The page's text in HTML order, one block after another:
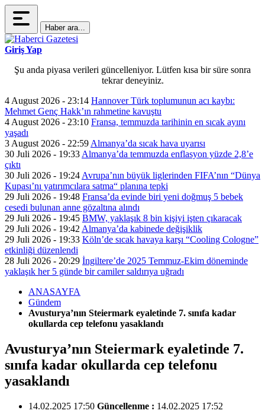
Haber ara...
Giriş Yap
Şu anda piyasa verileri güncelleniyor. Lütfen kısa bir süre sonra
tekrar deneyiniz.
4 August 2026 - 23:14 Hannover Türk toplumunun acı kaybı:
Mehmet Genç Hakk’ın rahmetine kavuştu
4 August 2026 - 23:10 Fransa, temmuzda tarihinin en sıcak ayını
yaşadı
3 August 2026 - 22:59 Almanya’da sıcak hava uyarısı
30 Juli 2026 - 19:33 Almanya’da temmuzda enflasyon yüzde 2,8’e
çıktı
30 Juli 2026 - 19:24 Avrupa’nın büyük liglerinden FIFA’nın “Dünya
Kupası’nı yatırımcılara satma“ planına tepki
29 Juli 2026 - 19:48 Fransa’da evinde biri yeni doğmuş 5 bebek
cesedi bulunan anne gözaltına alındı
29 Juli 2026 - 19:45 BMW, yaklaşık 8 bin kişiyi işten çıkaracak
29 Juli 2026 - 19:42 Almanya’da kabinede değişiklik
29 Juli 2026 - 19:33 Köln’de sıcak havaya karşı “Cooling Cologne”
etkinliği düzenlendi
28 Juli 2026 - 20:29 İngiltere’de 2025 Temmuz-Ekim döneminde
yaklaşık her 5 günde bir camiler saldırıya uğradı
ANASAYFA
Gündem
Avusturya’nın Steiermark eyaletinde 7. sınıfa kadar
okullarda cep telefonu yasaklandı
Avusturya’nın Steiermark eyaletinde 7.
sınıfa kadar okullarda cep telefonu
yasaklandı
14.02.2025 17:50 Güncellenme : 14.02.2025 17:52